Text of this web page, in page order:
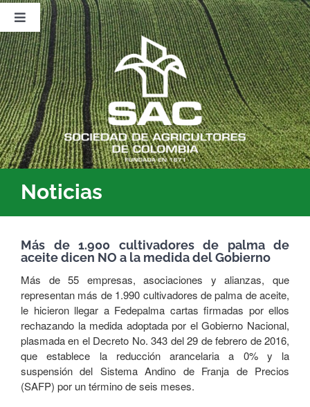
Saltar
contenido
Toggle
Navigation
Nosotros
Publicaciones
Sala de Prensa
Eventos
Noticias
Más de 1.900 cultivadores de palma de
aceite dicen NO a la medida del Gobierno
Más de 55 empresas, asociaciones y alianzas, que
representan más de 1.990 cultivadores de palma de aceite,
le hicieron llegar a Fedepalma cartas firmadas por ellos
rechazando la medida adoptada por el Gobierno Nacional,
plasmada en el Decreto No. 343 del 29 de febrero de 2016,
que establece la reducción arancelaria a 0% y la
suspensión del Sistema Andino de Franja de Precios
(SAFP) por un término de seis meses.